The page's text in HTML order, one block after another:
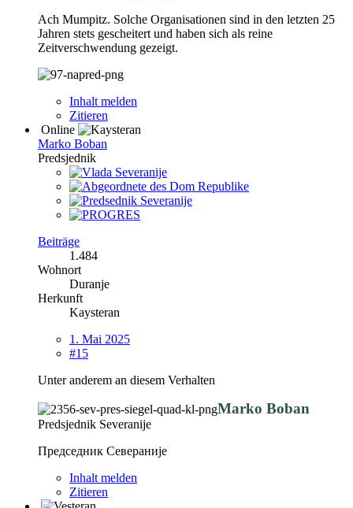
Ach Mumpitz. Solche Organisationen sind in den letzten 25
Jahren stets gescheitert und haben sich als reine
Zeitverschwendung gezeigt.
Inhalt melden
Zitieren
Online
Marko Boban
Predsjednik
Beiträge
1.484
Wohnort
Duranje
Herkunft
Kaysteran
1. Mai 2025
#15
Unter anderem an diesem Verhalten
Marko Boban
Predsjednik Severanije
Председник Севераније
Inhalt melden
Zitieren